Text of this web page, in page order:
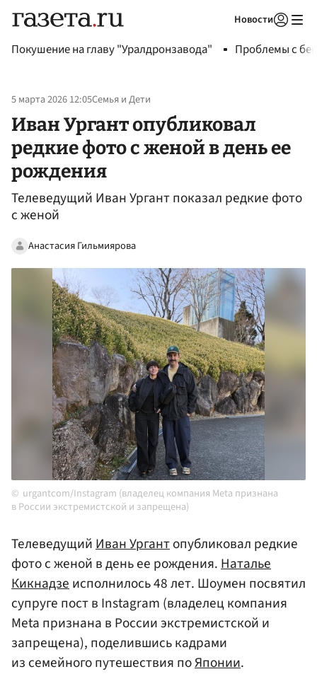
Новости
Покушение на главу "Уралдронзавода" Проблемы с
5 марта 2026 12:05Семья и Дети
Иван Ургант опубликовал
редкие фото с женой в день ее
рождения
Телеведущий Иван Ургант показал редкие фото
с женой
Анастасия Гильмиярова
urgantcom/Instagram (владелец компания Meta признана
в России экстремистской и запрещена)
ТелеведущийИван Ургантопубликовал редкие
фото с женой в день ее рождения.Наталье
Кикнадзеисполнилось 48 лет. Шоумен посвятил
супруге пост в Instagram (владелец компания
Meta признана в России экстремистской и
запрещена), поделившись кадрами
из семейного путешествия поЯпонии.